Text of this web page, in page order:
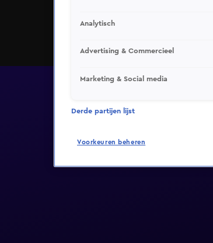
Analytisch
Advertising & Commercieel
Marketing & Social media
Derde partijen lijst
Voorkeuren beheren